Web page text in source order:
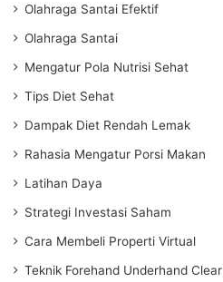
Olahraga Santai Efektif
Olahraga Santai
Mengatur Pola Nutrisi Sehat
Tips Diet Sehat
Dampak Diet Rendah Lemak
Rahasia Mengatur Porsi Makan
Latihan Daya
Strategi Investasi Saham
Cara Membeli Properti Virtual
Teknik Forehand Underhand Clear